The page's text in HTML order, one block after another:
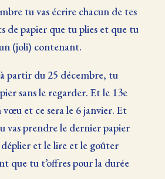
tu vas écrire chacun de tes
de papier que tu plies et que tu
(joli) contenant.
partir du 25 décembre, tu
sans le regarder. Et le 13e
et ce sera le 6 janvier. Et
vas prendre le dernier papier
et le lire et le goûter
que tu t’offres pour la durée